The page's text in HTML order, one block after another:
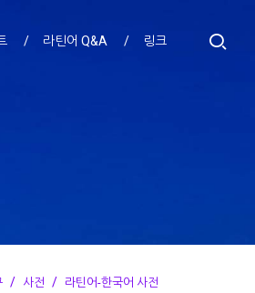
라틴어 Q&A 링크
사전 라틴어-한국어 사전